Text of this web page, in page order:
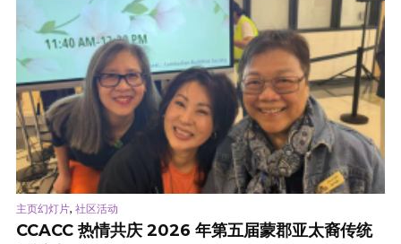
主页幻灯片, 社区活动
CCACC 热情共庆 2026 年第五届蒙郡亚太裔传统